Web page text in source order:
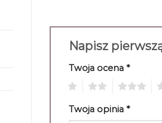
Napisz
Twoja ocena *
Twoja opinia *